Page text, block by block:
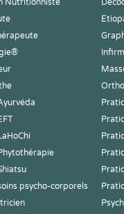
Nutritionniste
psycho-corporels